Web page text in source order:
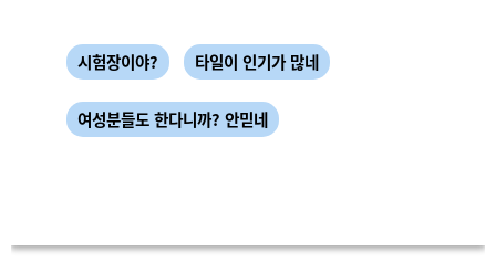
처음부터 멋있을 순 없죠 많이 해봐야 해!!
다치지 않는게 중요!!